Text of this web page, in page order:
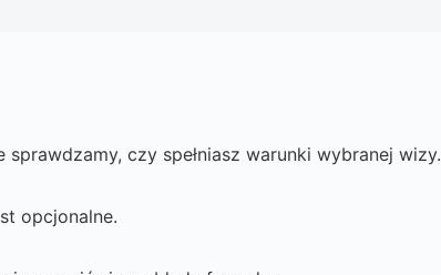
czy spełniasz warunki wybranej wizy.
opcjonalne.